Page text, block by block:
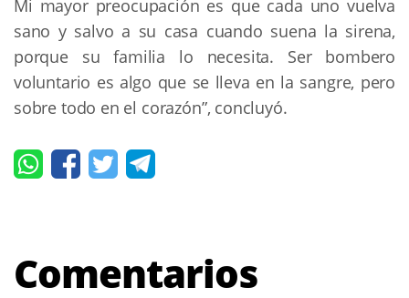
Mi mayor preocupación es que cada uno vuelva
sano y salvo a su casa cuando suena la sirena,
porque su familia lo necesita. Ser bombero
voluntario es algo que se lleva en la sangre, pero
sobre todo en el corazón”, concluyó.
Comentarios